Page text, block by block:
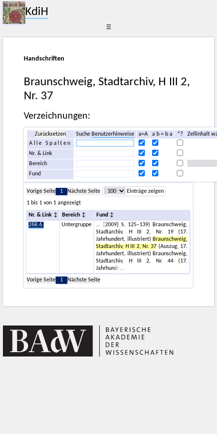
KdiH
☰
Handschriften
Braunschweig, Stadtarchiv, H III 2,
Nr. 37
Verzeichnungen:
Zurücksetzen SucheBenutzerhinweise a=A a b = b a *?
Zellinhalt
Alle Spalten
Nr. & Link
Bereich
Fund
Vorige Seite 1 Nächste Seite
Einträge zeigen
1 bis 1 von 1 angezeigt
Nr. & Link Bereich
Fund
26B.6.
Untergruppe
[2009] S. 125–139) Braunschweig,
Stadtarchiv, H III 2, Nr. 19 (17.
Jahrhundert, illustriert) Braunschweig,
Stadtarchiv, H III 2, Nr. 37 (Auszug, 17.
Jahrhundert, illustriert) Braunschweig,
Stadtarchiv, H III 2, Nr. 44 (17.
Jahrhunde
Vorige Seite
1 Nächste Seite